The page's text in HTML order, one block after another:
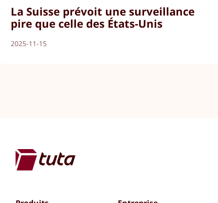
La Suisse prévoit une surveillance
pire que celle des États-Unis
2025-11-15